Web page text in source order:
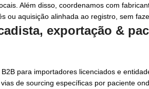
Além disso, coordenamos com
ou aquisição alinhada ao registro, sem
exportação &
B2B para importadores licenciados e
de sourcing específicas por paciente